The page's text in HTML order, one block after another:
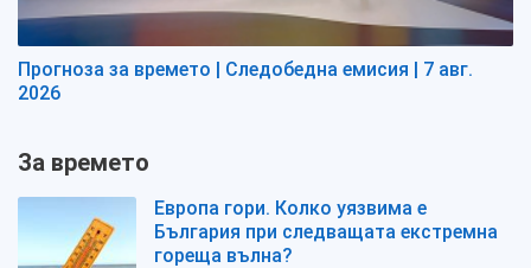
Прогноза за времето | Следобедна емисия | 7 авг.
2026
За времето
Европа гори. Колко уязвима е
България при следващата екстремна
гореща вълна?